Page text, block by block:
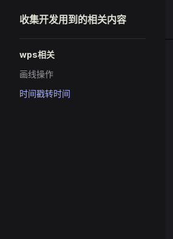
Skip to content
收集开发用到的相关内容
wps相关
画线操作
时间戳转时间